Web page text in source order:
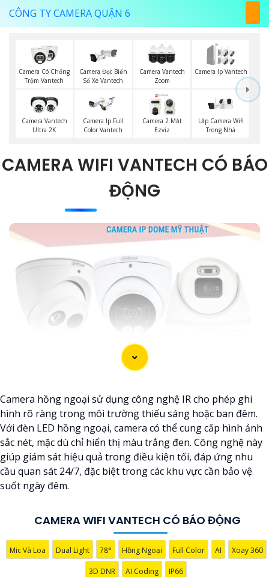
CÔNG TY CAMERA QUẬN 6
Camera Có Chống
Trộm Vantech
Camera Đọc Biển
Số Xe Vantech
Camera Vantech
Zoom
Camera Ip Vantech
Camera Vantech
Ultra 2K
Camera Ip Full
Color Vantech
Camera 2 Mắt
Ezviz
Lắp Camera Wifi
Trong Nhà
CAMERA WIFI VANTECH CÓ BÁO
ĐỘNG
Camera hồng ngoại sử dụng công nghệ IR cho phép ghi
hình rõ ràng trong môi trường thiếu sáng hoặc ban đêm.
Với đèn LED hồng ngoại, camera có thể cung cấp hình ảnh
sắc nét, mặc dù chỉ hiển thị màu trắng đen. Công nghệ này
giúp giám sát hiệu quả trong điều kiện tối, đáp ứng nhu
cầu quan sát 24/7, đặc biệt trong các khu vực cần bảo vệ
suốt ngày đêm.
CAMERA WIFI VANTECH CÓ BÁO ĐỘNG
Mic Và Loa Dual Light 78° Hồng Ngoại Full Color AI Xoay 360
3D DNR AI Coding IP66